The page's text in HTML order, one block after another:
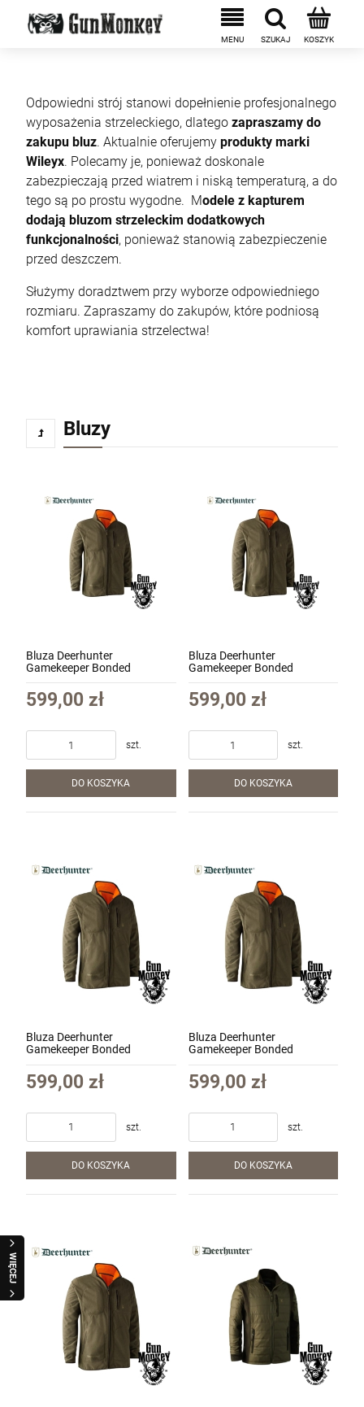
Krótkie spodnie 5.11 Dart Short kol. 956
Badlands Tan roz. 32 (73351)
szt.
DO KOSZYKA
Pistolet HoG Sport v.1 (RA9) kal. 9x19mm +
druga lufa z gwintem 1/2x28
1 999,00 zł
Cena regularna: 2 300,00 zł
Najniższa cena: 2 300,00 zł
szt.
DO KOSZYKA
Karabin samopowtarzalny AR15 IWI ZION
Z-15 lufa 12.5" kal. 5,56x45mm/.223Rem
6 500,00 zł
DO KOSZYKA
WIĘCEJ
Odpowiedni strój stanowi dopełnienie profesjonalnego
wyposażenia strzeleckiego, dlatego zapraszamy do
zakupu bluz. Aktualnie oferujemy produkty marki
Wileyx. Polecamy je, ponieważ doskonale
zabezpieczają przed wiatrem i niską temperaturą, a do
tego są po prostu wygodne. Modele z kapturem
dodają bluzom strzeleckim dodatkowych
funkcjonalności, ponieważ stanowią zabezpieczenie
przed deszczem.
Służymy doradztwem przy wyborze odpowiedniego
rozmiaru. Zapraszamy do zakupów, które podniosą
komfort uprawiania strzelectwa!
Bluzy
Bluza Deerhunter
Gamekeeper Bonded
Fleecejacket - Wend kol.669
Orange r. XL (5526)
599,00 zł
szt.
DO KOSZYKA
Bluza Deerhunter
Gamekeeper Bonded
Fleecejacket - Wend kol.669
Orange r. S (5526)
599,00 zł
szt.
DO KOSZYKA
Bluza Deerhunter
Gamekeeper Bonded
Orange r. L (5526)
599,00 zł
szt.
DO KOSZYKA
Bluza Deerhunter
Gamekeeper Bonded
Orange r. 3XL (5526)
599,00 zł
szt.
DO KOSZYKA